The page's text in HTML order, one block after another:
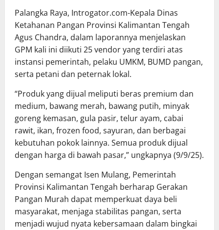
Palangka Raya, Introgator.com-Kepala Dinas
Ketahanan Pangan Provinsi Kalimantan Tengah
Agus Chandra, dalam laporannya menjelaskan
GPM kali ini diikuti 25 vendor yang terdiri atas
instansi pemerintah, pelaku UMKM, BUMD pangan,
serta petani dan peternak lokal.
“Produk yang dijual meliputi beras premium dan
medium, bawang merah, bawang putih, minyak
goreng kemasan, gula pasir, telur ayam, cabai
rawit, ikan, frozen food, sayuran, dan berbagai
kebutuhan pokok lainnya. Semua produk dijual
dengan harga di bawah pasar,” ungkapnya (9/9/25).
Dengan semangat Isen Mulang, Pemerintah
Provinsi Kalimantan Tengah berharap Gerakan
Pangan Murah dapat memperkuat daya beli
masyarakat, menjaga stabilitas pangan, serta
menjadi wujud nyata kebersamaan dalam bingkai